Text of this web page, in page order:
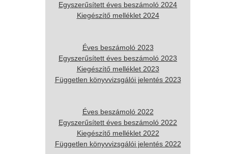
Egyszerűsített éves beszámoló 2024
Kiegészítő melléklet 2024
Éves beszámoló 2023
Egyszerűsített éves beszámoló 2023
Kiegészítő melléklet 2023
Független könyvvizsgálói jelentés 2023
Éves beszámoló 2022
Egyszerűsített éves beszámoló 2022
Kiegészítő melléklet 2022
Független könyvvizsgálói jelentés 2022